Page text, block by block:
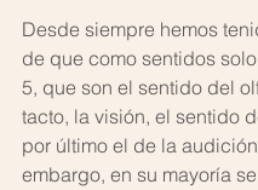
Desde siempre hemos
de que como sentidos
5, que son el sentido del
tacto, la visión, el sentido
por último el de la
embargo, en su mayoría